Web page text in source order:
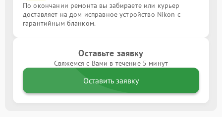
По окончании ремонта вы забираете или курьер
доставляет на дом исправное устройство Nikon с
гарантийным бланком.
Оставьте заявку
Свяжемся с Вами в течение 5 минут
Оставить заявку